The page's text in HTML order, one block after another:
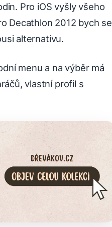
Pro iOS vyšly všeho
Decathlon 2012 bych se
alternativu.
menu a na výběr má
vlastní profil s